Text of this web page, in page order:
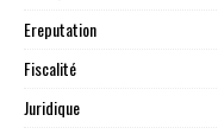
Ereputation
Fiscalité
Juridique